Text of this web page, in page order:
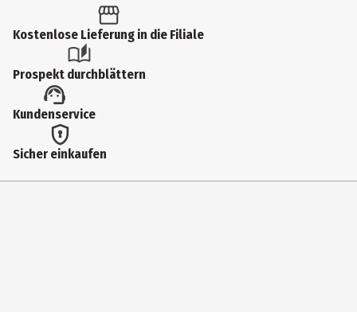
Produkttyp
Materialdetails
Recyclebarer Kunststoff
Kostenlose Lieferung in die Filiale
Prospekt durchblättern
Kundenservice
Sicher einkaufen